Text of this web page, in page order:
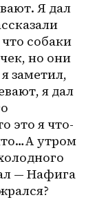
Я дал
что собаки
но они
заметил,
я дал
это я что-
утром
— Нафига